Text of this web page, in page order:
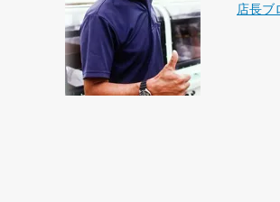
店長ブ